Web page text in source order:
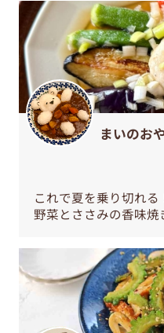
まいのお
これで夏を乗り切れ
野菜とささみの香味焼